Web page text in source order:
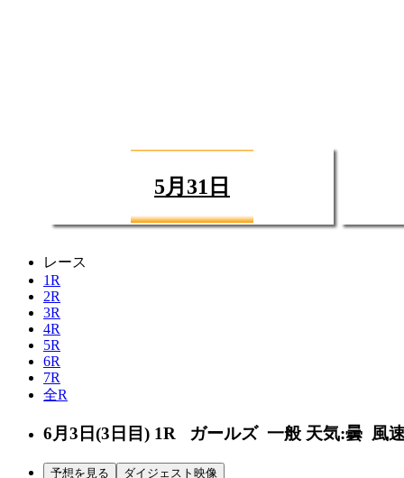
5月31日
レース
1R
2R
3R
4R
5R
6R
7R
全R
6月3日(3日目) 1R ガールズ 一般 天気:曇 風
予想を見る ダイジェスト映像